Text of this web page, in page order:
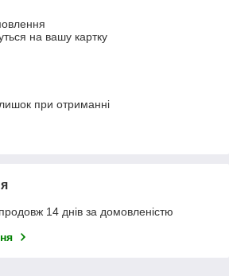
на вашу картку
при отриманні
14 днів за домовленістю